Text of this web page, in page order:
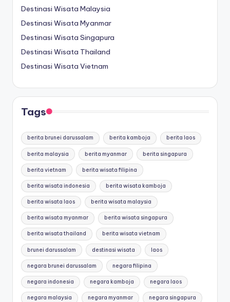
Destinasi Wisata Malaysia
Destinasi Wisata Myanmar
Destinasi Wisata Singapura
Destinasi Wisata Thailand
Destinasi Wisata Vietnam
Tags
berita brunei darussalam berita kamboja berita laos
berita malaysia berita myanmar berita singapura
berita vietnam berita wisata filipina
berita wisata indonesia berita wisata kamboja
berita wisata laos berita wisata malaysia
berita wisata myanmar berita wisata singapura
berita wisata thailand berita wisata vietnam
brunei darussalam destinasi wisata laos
negara brunei darussalam negara filipina
negara indonesia negara kamboja negara laos
negara malaysia negara myanmar negara singapura